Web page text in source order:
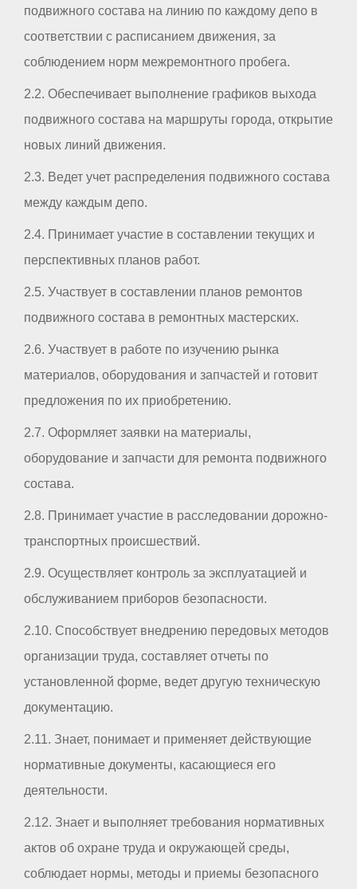
подвижного состава на линию по каждому депо в
соответствии с расписанием движения, за
соблюдением норм межремонтного пробега.
2.2. Обеспечивает выполнение графиков выхода
подвижного состава на маршруты города, открытие
новых линий движения.
2.3. Ведет учет распределения подвижного состава
между каждым депо.
2.4. Принимает участие в составлении текущих и
перспективных планов работ.
2.5. Участвует в составлении планов ремонтов
подвижного состава в ремонтных мастерских.
2.6. Участвует в работе по изучению рынка
материалов, оборудования и запчастей и готовит
предложения по их приобретению.
2.7. Оформляет заявки на материалы,
оборудование и запчасти для ремонта подвижного
состава.
2.8. Принимает участие в расследовании дорожно-
транспортных происшествий.
2.9. Осуществляет контроль за эксплуатацией и
обслуживанием приборов безопасности.
2.10. Способствует внедрению передовых методов
организации труда, составляет отчеты по
установленной форме, ведет другую техническую
документацию.
2.11. Знает, понимает и применяет действующие
нормативные документы, касающиеся его
деятельности.
2.12. Знает и выполняет требования нормативных
актов об охране труда и окружающей среды,
соблюдает нормы, методы и приемы безопасного